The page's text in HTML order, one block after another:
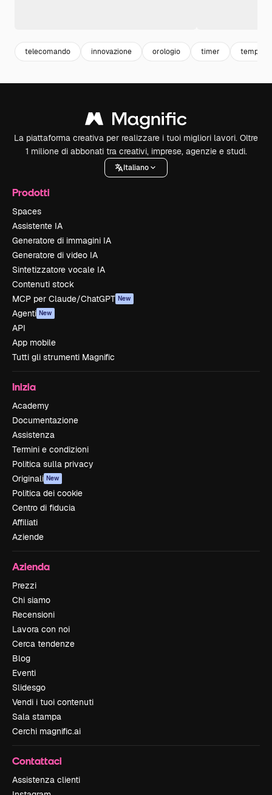
telecomando innovazione orologio timer tempo
La piattaforma creativa per realizzare i tuoi migliori lavori. Oltre
1 milione di abbonati tra creativi, imprese, agenzie e studi.
Italiano
Prodotti
Spaces
Assistente IA
Generatore di immagini IA
Generatore di video IA
Sintetizzatore vocale IA
Contenuti stock
MCP per Claude/ChatGPT New
Agenti New
API
App mobile
Tutti gli strumenti Magnific
Inizia
Academy
Documentazione
Assistenza
Termini e condizioni
Politica sulla privacy
Originali New
Politica dei cookie
Centro di fiducia
Affiliati
Aziende
Azienda
Prezzi
Chi siamo
Recensioni
Lavora con noi
Cerca tendenze
Blog
Eventi
Slidesgo
Vendi i tuoi contenuti
Sala stampa
Cerchi magnific.ai
Contattaci
Assistenza clienti